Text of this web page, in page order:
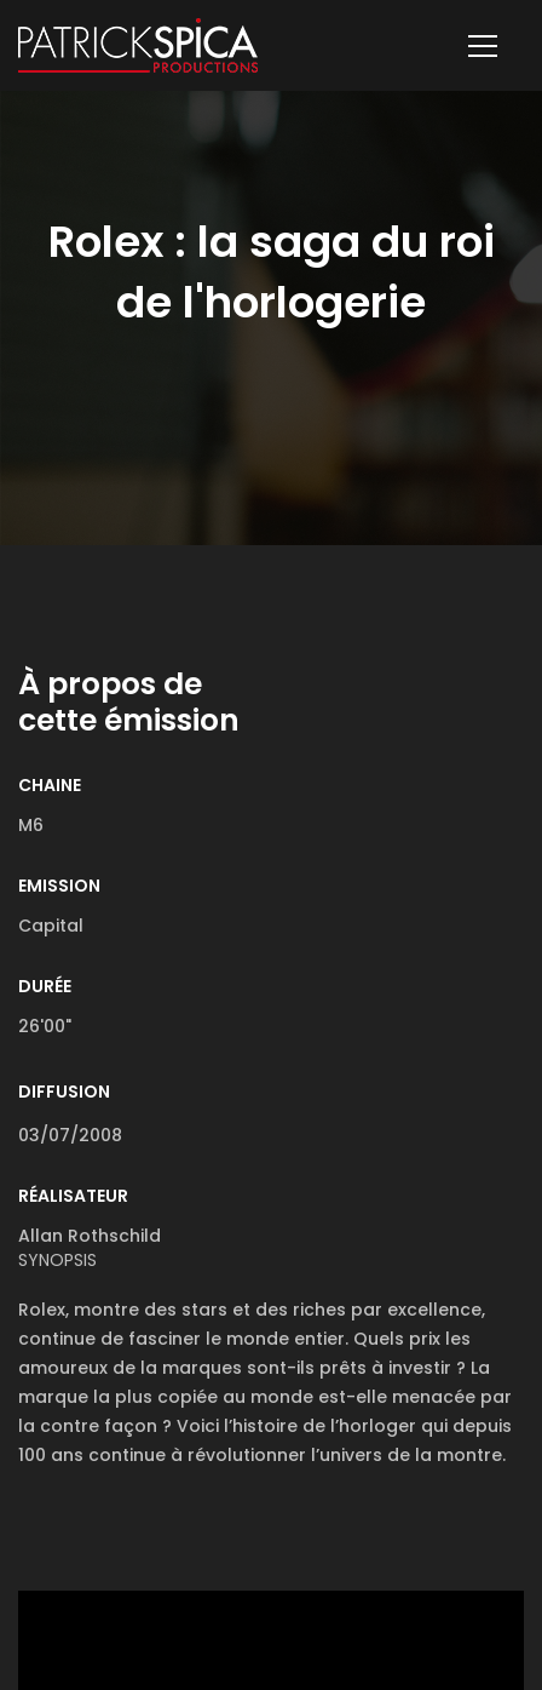
Rolex : la saga du roi
de l'horlogerie
À propos de
cette émission
CHAINE
M6
EMISSION
Capital
DURÉE
26'00"
DIFFUSION
03/07/2008
RÉALISATEUR
Allan Rothschild
SYNOPSIS
Rolex, montre des stars et des riches par excellence,
continue de fasciner le monde entier. Quels prix les
amoureux de la marques sont-ils prêts à investir ? La
marque la plus copiée au monde est-elle menacée par
la contre façon ? Voici l’histoire de l’horloger qui depuis
100 ans continue à révolutionner l’univers de la montre.